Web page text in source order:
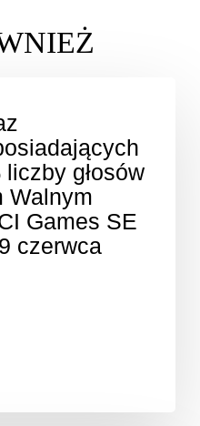
głosów
Walnym
Games SE
czerwca